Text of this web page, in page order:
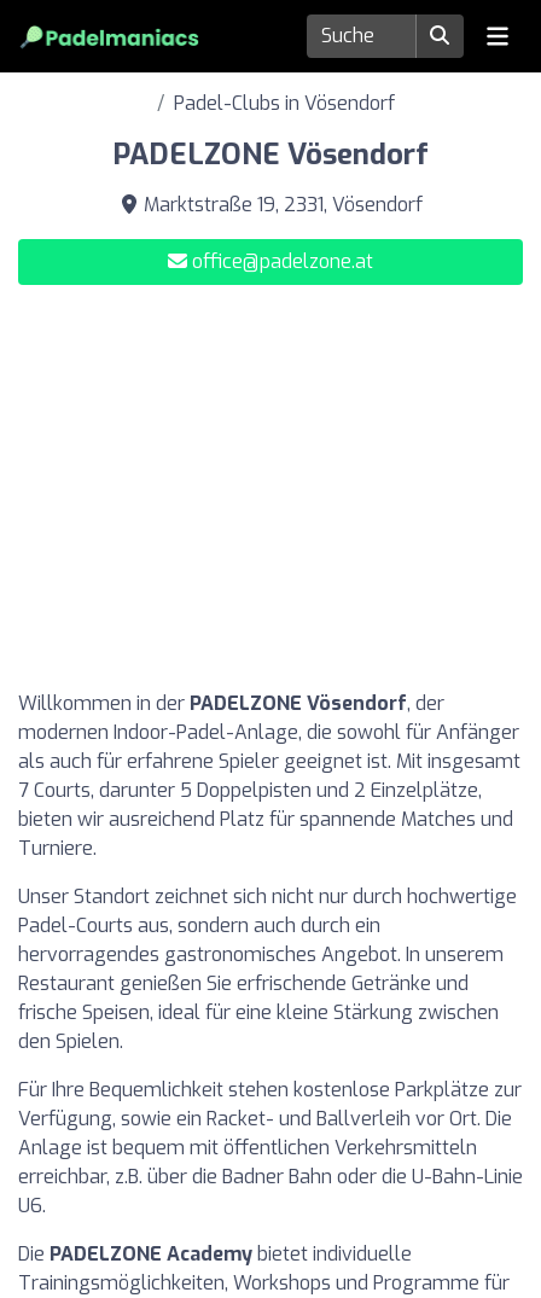
Padel-Clubs in Vösendorf
PADELZONE Vösendorf
Marktstraße 19, 2331, Vösendorf
office@padelzone.at
Willkommen in der PADELZONE Vösendorf, der
modernen Indoor-Padel-Anlage, die sowohl für Anfänger
als auch für erfahrene Spieler geeignet ist. Mit insgesamt
7 Courts, darunter 5 Doppelpisten und 2 Einzelplätze,
bieten wir ausreichend Platz für spannende Matches und
Turniere.
Unser Standort zeichnet sich nicht nur durch hochwertige
Padel-Courts aus, sondern auch durch ein
hervorragendes gastronomisches Angebot. In unserem
Restaurant genießen Sie erfrischende Getränke und
frische Speisen, ideal für eine kleine Stärkung zwischen
den Spielen.
Für Ihre Bequemlichkeit stehen kostenlose Parkplätze zur
Verfügung, sowie ein Racket- und Ballverleih vor Ort. Die
Anlage ist bequem mit öffentlichen Verkehrsmitteln
erreichbar, z.B. über die Badner Bahn oder die U-Bahn-Linie
U6.
Die PADELZONE Academy bietet individuelle
Trainingsmöglichkeiten, Workshops und Programme für